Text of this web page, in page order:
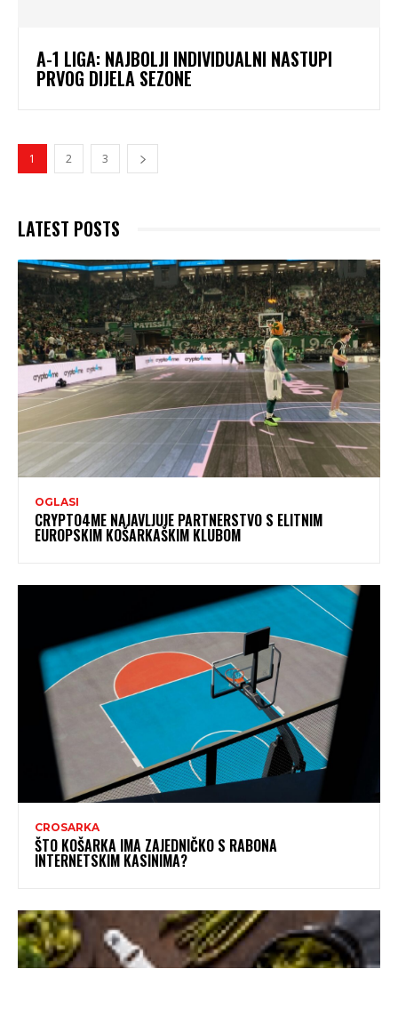
A-1 LIGA: NAJBOLJI INDIVIDUALNI NASTUPI
PRVOG DIJELA SEZONE
1 2 3
LATEST POSTS
OGLASI
CRYPTO4ME NAJAVLJUJE PARTNERSTVO S ELITNIM
EUROPSKIM KOŠARKAŠKIM KLUBOM
CROSARKA
ŠTO KOŠARKA IMA ZAJEDNIČKO S RABONA
INTERNETSKIM KASINIMA?